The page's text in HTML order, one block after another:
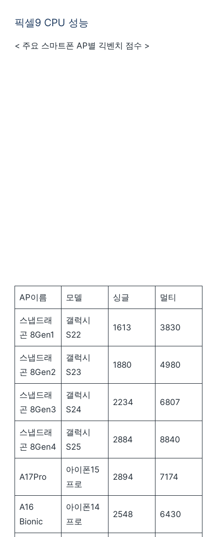
픽셀9 CPU 성능
< 주요 스마트폰 AP별 긱벤치 점수 >
AP이름 모델 싱글 멀티
스냅드래
곤 8Gen1
갤럭시
S22
1613 3830
스냅드래
곤 8Gen2
갤럭시
S23
1880 4980
스냅드래
곤 8Gen3
갤럭시
S24
2234 6807
스냅드래
곤 8Gen4
갤럭시
S25
2884 8840
A17Pro
아이폰15
프로
2894 7174
A16
Bionic
아이폰14
프로
2548 6430